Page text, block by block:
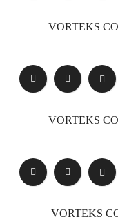
VORTEKS
VORTEKS
VORTEKS